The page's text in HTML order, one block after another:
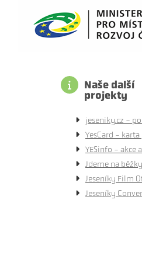
Naše další
projekty
jeseniky.cz -
YesCard -
YESinfo - akce
Jdeme na
Jeseníky Film
Jeseníky